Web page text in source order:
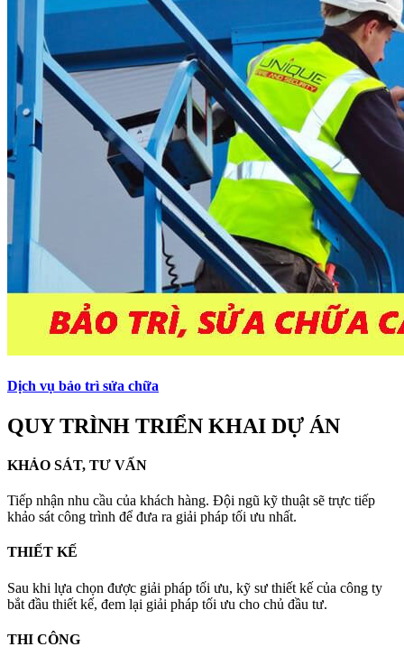
Dịch vụ bảo trì sửa chữa
QUY TRÌNH TRIỂN KHAI DỰ ÁN
KHẢO SÁT, TƯ VẤN
Tiếp nhận nhu cầu của khách hàng. Đội ngũ kỹ thuật sẽ trực tiếp
khảo sát công trình để đưa ra giải pháp tối ưu nhất.
THIẾT KẾ
Sau khi lựa chọn được giải pháp tối ưu, kỹ sư thiết kế của công ty
bắt đầu thiết kế, đem lại giải pháp tối ưu cho chủ đầu tư.
THI CÔNG